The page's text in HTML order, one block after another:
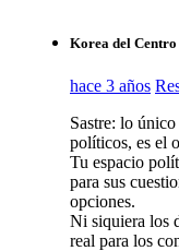
Korea del Centro
hace 3 años
Sastre: lo
políticos, es el
Tu espacio
para sus
opciones.
Ni siquiera los
real para los